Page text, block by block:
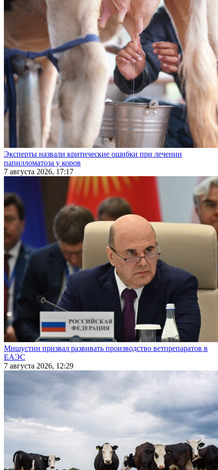
Эксперты назвали критические ошибки при лечении
папилломатоза у коров
7 августа 2026, 17:17
Мишустин призвал развивать производство ветпрепаратов в
ЕАЭС
7 августа 2026, 12:29